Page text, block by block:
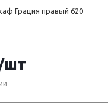
Грация правый 620
шт